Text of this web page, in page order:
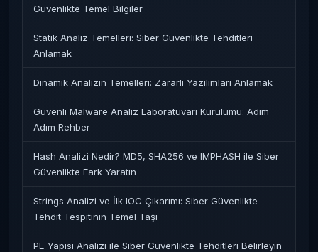
Güvenlikte Temel Bilgiler
Statik Analiz Temelleri: Siber Güvenlikte Tehditleri
Anlamak
Dinamik Analizin Temelleri: Zararlı Yazılımları Anlamak
Güvenli Malware Analiz Laboratuvarı Kurulumu: Adım
Adım Rehber
Hash Analizi Nedir? MD5, SHA256 ve IMPHASH ile Siber
Güvenlikte Fark Yaratın
Strings Analizi ve İlk IOC Çıkarımı: Siber Güvenlikte
Tehdit Tespitinin Temel Taşı
PE Yapısı Analizi ile Siber Güvenlikte Tehditleri Belirleyin